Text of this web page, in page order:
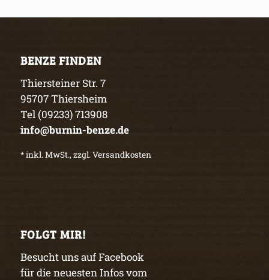
BENZE FINDEN
Thiersteiner Str. 7
95707 Thiersheim
Tel (09233) 713908
info@burnin-benze.de
* inkl. MwSt., zzgl. Versandkosten
FOLGT MIR!
Besucht uns auf Facebook
für die neuesten Infos vom